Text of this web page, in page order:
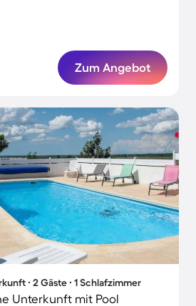
Zum Angebot
∙ 2 Gäste ∙ 1 Schlafzimmer
Unterkunft mit Pool